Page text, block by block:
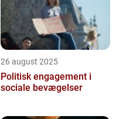
26 august 2025
Politisk engagement i
sociale bevægelser